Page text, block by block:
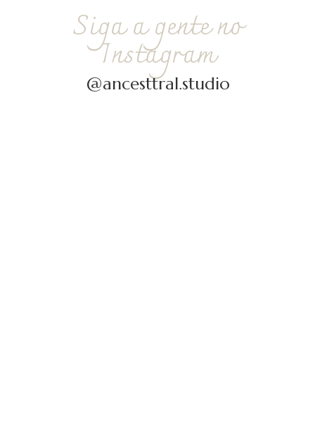
Siga a gente no
Instagram
@ancesttral.studio